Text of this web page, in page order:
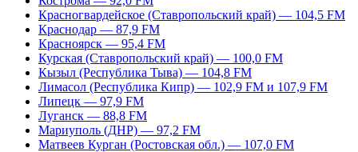
Красногвардейское (Ставропольский край) — 104,5 FM
Краснодар — 87,9 FM
Красноярск — 95,4 FM
Курская (Ставропольский край) — 100,0 FM
Кызыл (Республика Тыва) — 104,8 FM
Лимасол (Республика Кипр) — 102,9 FM и 107,9 FM
Липецк — 97,9 FM
Луганск — 88,8 FM
Мариуполь (ДНР) — 97,2 FM
Матвеев Курган (Ростовская обл.) — 107,0 FM